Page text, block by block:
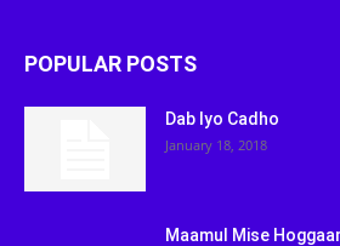
POPULAR POSTS
Dab Iyo Cadho
January 18, 2018
Maamul Mise